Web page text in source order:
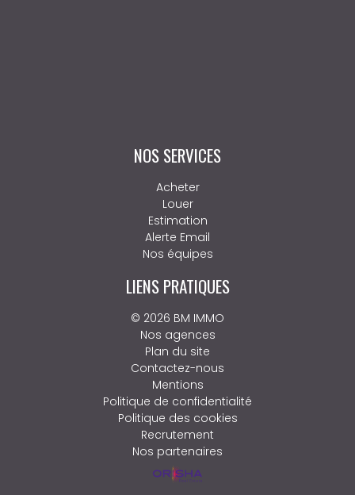
NOS SERVICES
Acheter
Louer
Estimation
Alerte Email
Nos équipes
LIENS PRATIQUES
© 2026 BM IMMO
Nos agences
Plan du site
Contactez-nous
Mentions
Politique de confidentialité
Politique des cookies
Recrutement
Nos partenaires